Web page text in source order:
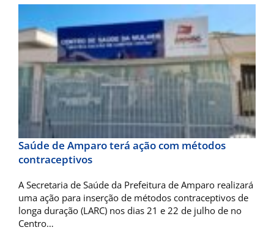
Saúde de Amparo terá ação com métodos
contraceptivos
A Secretaria de Saúde da Prefeitura de Amparo realizará
uma ação para inserção de métodos contraceptivos de
longa duração (LARC) nos dias 21 e 22 de julho de no
Centro…